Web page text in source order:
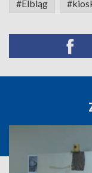
#Elbląg